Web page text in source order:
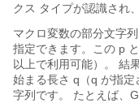
クス タイプが認識され
マクロ変数の部分文字
指定できます。この p
以上で利用可能）。 結
始まる長さ q（q が指
字列です。 たとえば、